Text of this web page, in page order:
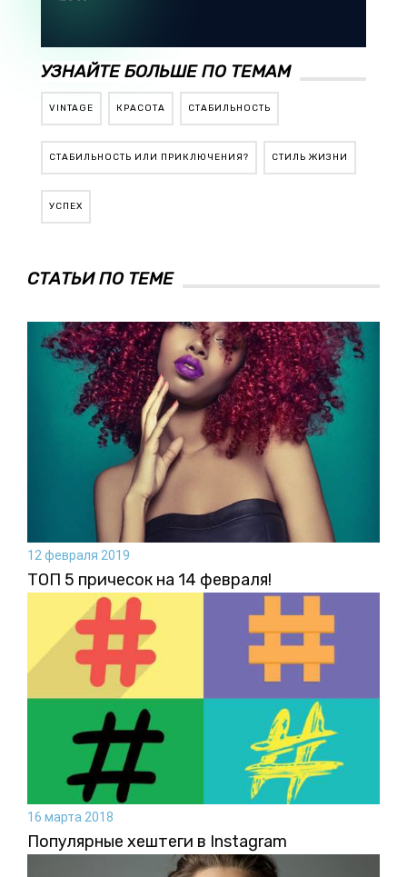
УЗНАЙТЕ БОЛЬШЕ ПО ТЕМАМ
VINTAGE КРАСОТА СТАБИЛЬНОСТЬ
СТАБИЛЬНОСТЬ ИЛИ ПРИКЛЮЧЕНИЯ? СТИЛЬ ЖИЗНИ
УСПЕХ
СТАТЬИ ПО ТЕМЕ
12 февраля 2019
ТОП 5 причесок на 14 февраля!
16 марта 2018
Популярные хештеги в Instagram